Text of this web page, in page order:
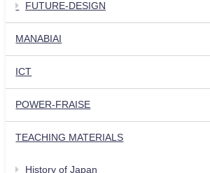
FUTURE-DESIGN
MANABIAI
ICT
POWER-FRAISE
TEACHING MATERIALS
History of Japan